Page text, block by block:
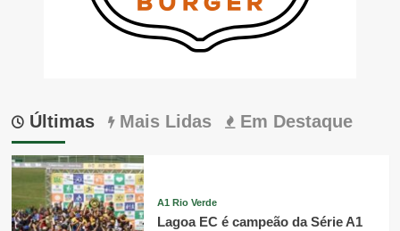
Últimas Mais Lidas Em Destaque
A1 Rio Verde
Lagoa EC é campeão da Série A1